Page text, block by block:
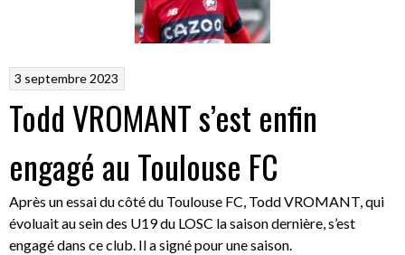
3 septembre 2023
Todd VROMANT s’est enfin
engagé au Toulouse FC
Après un essai du côté du Toulouse FC, Todd VROMANT, qui
évoluait au sein des U19 du LOSC la saison dernière, s’est
engagé dans ce club. Il a signé pour une saison.